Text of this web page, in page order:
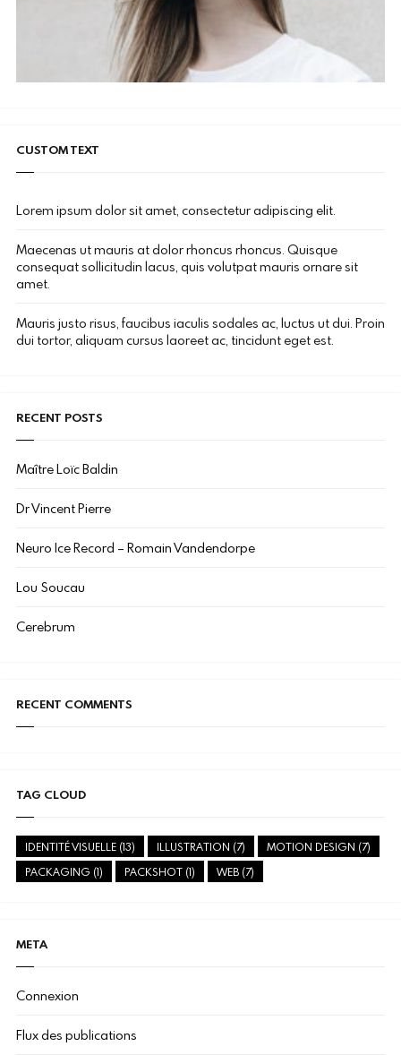
CUSTOM TEXT
Lorem ipsum dolor sit amet, consectetur adipiscing elit.
Maecenas ut mauris at dolor rhoncus rhoncus. Quisque
consequat sollicitudin lacus, quis volutpat mauris ornare sit
amet.
Mauris justo risus, faucibus iaculis sodales ac, luctus ut dui. Proin
dui tortor, aliquam cursus laoreet ac, tincidunt eget est.
RECENT POSTS
Maître Loïc Baldin
Dr Vincent Pierre
Neuro Ice Record – Romain Vandendorpe
Lou Soucau
Cerebrum
RECENT COMMENTS
TAG CLOUD
IDENTITÉ VISUELLE (13) ILLUSTRATION (7) MOTION DESIGN (7)
PACKAGING (1) PACKSHOT (1) WEB (7)
META
Connexion
Flux des publications